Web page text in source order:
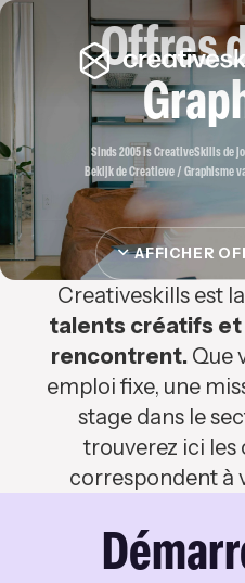
Offres
Sinds 2005 is CreativeSkills de
Bekijk de Creatieve / Graphisme
AFFICHER
Creativeskills est
talents créatifs
rencontrent. Que
emploi fixe, une
stage dans le
trouverez ici
correspondent à